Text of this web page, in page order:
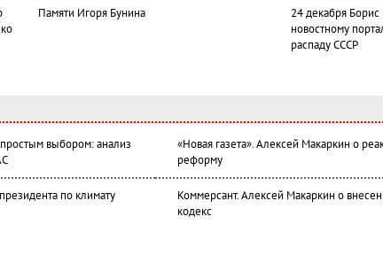
Памяти Игоря Бунина
24 декабря
новостному
распаду СССР
выбором: анализ
«Новая газета». Алексей Макаркин о
реформу
по климату
Коммерсант. Алексей Макаркин о
кодекс